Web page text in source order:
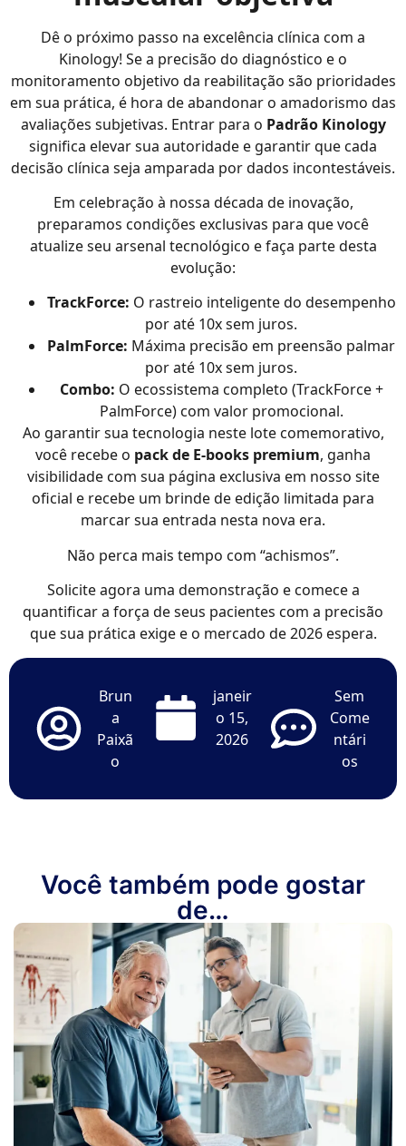
Dê o próximo passo na excelência clínica com a
Kinology! Se a precisão do diagnóstico e o
monitoramento objetivo da reabilitação são prioridades
em sua prática, é hora de abandonar o amadorismo das
avaliações subjetivas. Entrar para o Padrão Kinology
significa elevar sua autoridade e garantir que cada
decisão clínica seja amparada por dados incontestáveis.
Em celebração à nossa década de inovação,
preparamos condições exclusivas para que você
atualize seu arsenal tecnológico e faça parte desta
evolução:
TrackForce: O rastreio inteligente do desempenho
por até 10x sem juros.
PalmForce: Máxima precisão em preensão palmar
por até 10x sem juros.
Combo: O ecossistema completo (TrackForce +
PalmForce) com valor promocional.
Ao garantir sua tecnologia neste lote comemorativo,
você recebe o pack de E-books premium, ganha
visibilidade com sua página exclusiva em nosso site
oficial e recebe um brinde de edição limitada para
marcar sua entrada nesta nova era.
Não perca mais tempo com “achismos”.
Solicite agora uma demonstração e comece a
quantificar a força de seus pacientes com a precisão
que sua prática exige e o mercado de 2026 espera.
Brun
a
Paixã
o
janeir
o 15,
2026
Sem
Come
ntári
os
Você também pode gostar
de…